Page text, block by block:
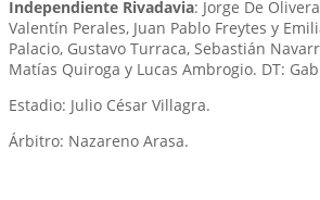
Independiente Rivadavia: Jorge De
Valentín Perales, Juan Pablo Freytes y
Palacio, Gustavo Turraca, Sebastián
Matías Quiroga y Lucas Ambrogio. DT:
Estadio: Julio César Villagra.
Árbitro: Nazareno Arasa.